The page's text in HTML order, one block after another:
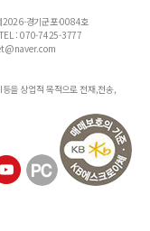
2026-경기군포-0084호
TEL : 070-7425-3777
을 상업적 목적으로 전재,전송,